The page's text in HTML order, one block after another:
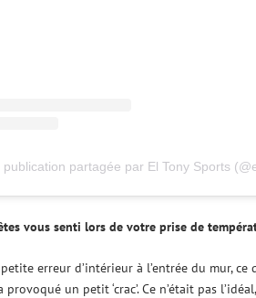
publication partagée par El Tony Sports
vous senti lors de votre prise de
petite erreur d’intérieur à l’entrée du mur,
provoqué un petit ‘crac’. Ce n’était pas